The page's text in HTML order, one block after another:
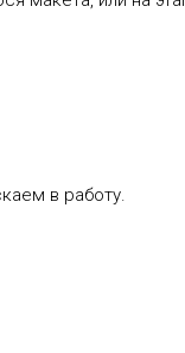
в работу.